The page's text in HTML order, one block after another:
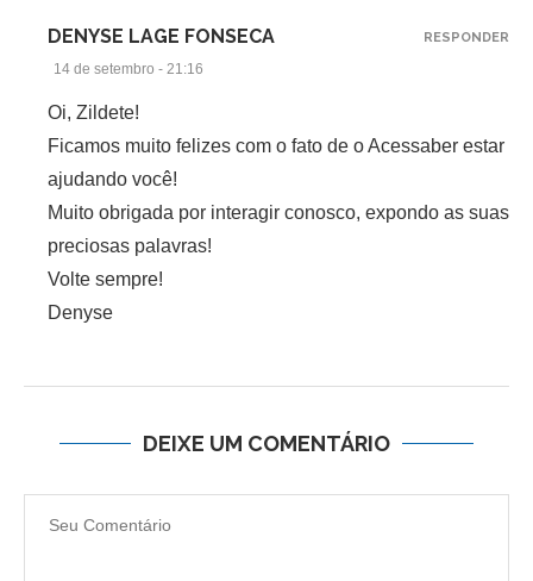
DENYSE LAGE FONSECA
14 de setembro - 21:16
Oi, Zildete!
Ficamos muito felizes com o fato de o Acessaber estar
ajudando você!
Muito obrigada por interagir conosco, expondo as suas
preciosas palavras!
Volte sempre!
Denyse
RESPONDER
DEIXE UM COMENTÁRIO